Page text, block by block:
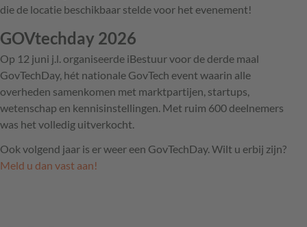
die de locatie beschikbaar stelde voor het evenement!
GOVtechday 2026
Op 12 juni j.l. organiseerde iBestuur voor de derde maal
GovTechDay, hét nationale GovTech event waarin alle
overheden samenkomen met marktpartijen, startups,
wetenschap en kennisinstellingen. Met ruim 600 deelnemers
was het volledig uitverkocht.
Ook volgend jaar is er weer een GovTechDay. Wilt u erbij zijn?
Meld u dan vast aan!